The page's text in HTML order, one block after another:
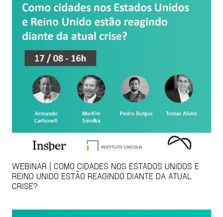
WEBINAR | COMO CIDADES NOS ESTADOS UNIDOS E
REINO UNIDO ESTÃO REAGINDO DIANTE DA ATUAL
CRISE?